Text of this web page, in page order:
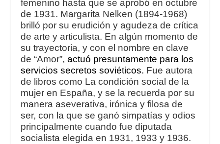
femenino hasta que se aprobó en octubre
de 1931. Margarita Nelken (1894-1968)
brilló por su erudición y agudeza de crítica
de arte y articulista. En algún momento de
su trayectoria, y con el nombre en clave
de “Amor”,actuó presuntamente para los
servicios secretos soviéticos. Fue autora
de libros como La condición social de la
mujer en España, y se la recuerda por su
manera aseverativa, irónica y filosa de
ser, con la que se ganó simpatías y odios
principalmente cuando fue diputada
socialista elegida en 1931, 1933 y 1936.